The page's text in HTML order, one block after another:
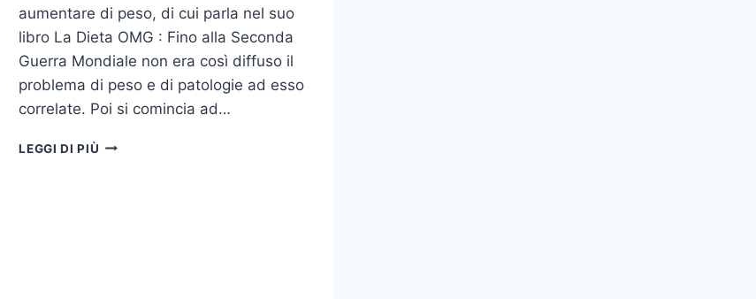
aumentare di peso, di cui parla nel suo
libro La Dieta OMG : Fino alla Seconda
Guerra Mondiale non era così diffuso il
problema di peso e di patologie ad esso
correlate. Poi si comincia ad…
LEGGI DI PIÙ ATTENTI